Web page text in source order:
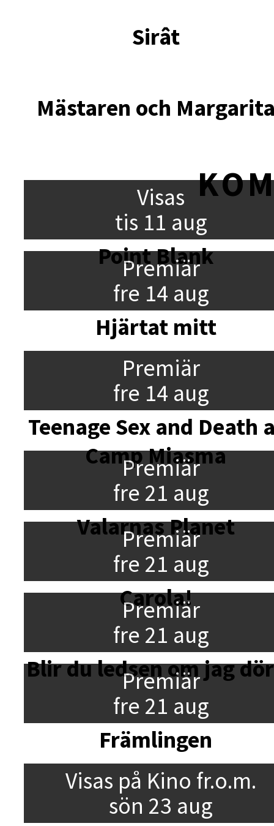
Sirât
Mästaren och
Visas
tis 11 aug
Point Blank
Premiär
fre 14 aug
Hjärtat mitt
Premiär
fre 14 aug
Teenage Sex and Death
Camp Miasma
Premiär
fre 21 aug
Valarnas Planet
Premiär
fre 21 aug
Carola!
Premiär
fre 21 aug
Blir du ledsen om jag
Premiär
fre 21 aug
Främlingen
Visas på Kino fr.o.m.
sön 23 aug